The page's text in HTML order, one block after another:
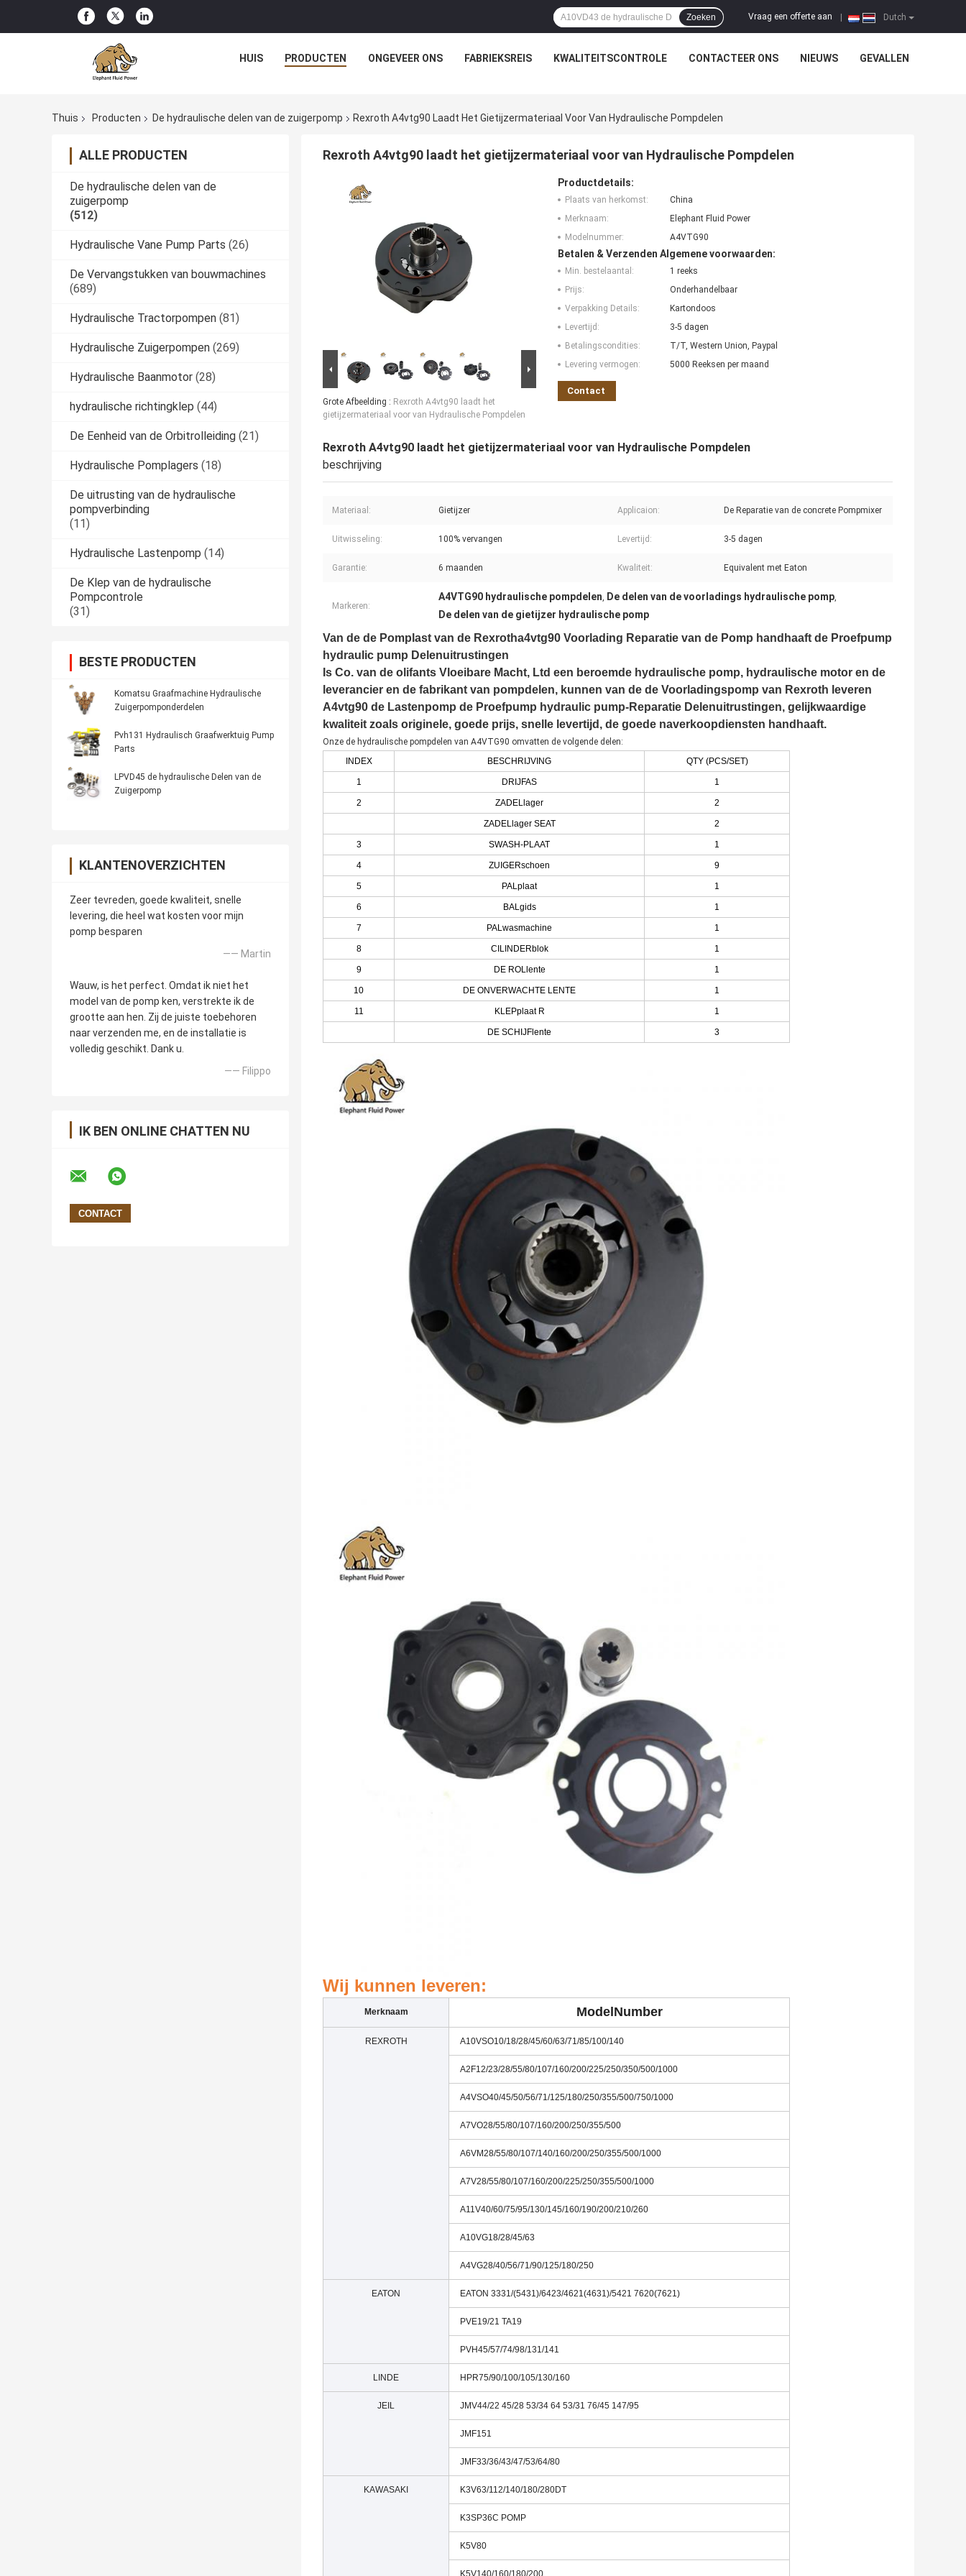
Dutch
Vraag een offerte aan
Zoeken
HUIS PRODUCTEN ONGEVEER ONS FABRIEKSREIS KWALITEITSCONTROLE CONTACTEER ONS NIEUWS GEVALLEN
Thuis Producten De hydraulische delen van de zuigerpomp Rexroth A4vtg90 Laadt Het Gietijzermateriaal Voor Van Hydraulische Pompdelen
ALLE PRODUCTEN
De hydraulische delen van de
zuigerpomp
(512)
Hydraulische Vane Pump Parts (26)
De Vervangstukken van bouwmachines
(689)
Hydraulische Tractorpompen (81)
Hydraulische Zuigerpompen (269)
Hydraulische Baanmotor (28)
hydraulische richtingklep (44)
De Eenheid van de Orbitrolleiding (21)
Hydraulische Pomplagers (18)
De uitrusting van de hydraulische
pompverbinding
(11)
Hydraulische Lastenpomp (14)
De Klep van de hydraulische
Pompcontrole
(31)
BESTE PRODUCTEN
Komatsu Graafmachine Hydraulische
Zuigerpomponderdelen
Pvh131 Hydraulisch Graafwerktuig Pump
Parts
LPVD45 de hydraulische Delen van de
Zuigerpomp
KLANTENOVERZICHTEN
Zeer tevreden, goede kwaliteit, snelle
levering, die heel wat kosten voor mijn
pomp besparen
—— Martin
Wauw, is het perfect. Omdat ik niet het
model van de pomp ken, verstrekte ik de
grootte aan hen. Zij de juiste toebehoren
naar verzenden me, en de installatie is
volledig geschikt. Dank u.
—— Filippo
IK BEN ONLINE CHATTEN NU
Rexroth A4vtg90 laadt het gietijzermateriaal voor van Hydraulische Pompdelen
Grote Afbeelding : Rexroth A4vtg90 laadt het
gietijzermateriaal voor van Hydraulische Pompdelen
Productdetails:
Plaats van herkomst:
China
Merknaam:
Elephant Fluid Power
Modelnummer:
A4VTG90
Betalen & Verzenden Algemene voorwaarden:
Min. bestelaantal:
1 reeks
Prijs:
Onderhandelbaar
Verpakking Details:
Kartondoos
Levertijd:
3-5 dagen
Betalingscondities:
T/T, Western Union, Paypal
Levering vermogen:
5000 Reeksen per maand
Contact
Rexroth A4vtg90 laadt het gietijzermateriaal voor van Hydraulische Pompdelen
beschrijving
Materiaal: Gietijzer Applicaion: De Reparatie van de concrete Pompmixer
Uitwisseling: 100% vervangen Levertijd: 3-5 dagen
Garantie: 6 maanden Kwaliteit: Equivalent met Eaton
Markeren:
A4VTG90 hydraulische pompdelen, De delen van de voorladings hydraulische pomp,
De delen van de gietijzer hydraulische pomp
Van de de Pomplast van de Rexrotha4vtg90 Voorlading Reparatie van de Pomp handhaaft de Proefpump
hydraulic pump Delenuitrustingen
Is Co. van de olifants Vloeibare Macht, Ltd een beroemde hydraulische pomp, hydraulische motor en de
leverancier en de fabrikant van pompdelen, kunnen van de de Voorladingspomp van Rexroth leveren
A4vtg90 de Lastenpomp de Proefpump hydraulic pump-Reparatie Delenuitrustingen, gelijkwaardige
kwaliteit zoals originele, goede prijs, snelle levertijd, de goede naverkoopdiensten handhaaft.
Onze de hydraulische pompdelen van A4VTG90 omvatten de volgende delen:
INDEX
BESCHRIJVING QTY (PCS/SET)
1 DRIJFAS 1
2 ZADELlager 2
ZADELlager SEAT 2
3 SWASH-PLAAT 1
4 ZUIGERschoen 9
5 PALplaat 1
6 BALgids 1
7 PALwasmachine 1
8 CILINDERblok 1
9 DE ROLlente 1
10 DE ONVERWACHTE LENTE 1
11 KLEPplaat R 1
DE SCHIJFlente 3
Wij kunnen leveren:
Merknaam ModelNumber
REXROTH A10VSO10/18/28/45/60/63/71/85/100/140
A2F12/23/28/55/80/107/160/200/225/250/350/500/1000
A4VSO40/45/50/56/71/125/180/250/355/500/750/1000
A7VO28/55/80/107/160/200/250/355/500
A6VM28/55/80/107/140/160/200/250/355/500/1000
A7V28/55/80/107/160/200/225/250/355/500/1000
A11V40/60/75/95/130/145/160/190/200/210/260
A10VG18/28/45/63
A4VG28/40/56/71/90/125/180/250
EATON EATON 3331/(5431)/6423/4621(4631)/5421 7620(7621)
PVE19/21 TA19
PVH45/57/74/98/131/141
LINDE HPR75/90/100/105/130/160
JEIL JMV44/22 45/28 53/34 64 53/31 76/45 147/95
JMF151
JMF33/36/43/47/53/64/80
KAWASAKI K3V63/112/140/180/280DT
K3SP36C POMP
K5V80